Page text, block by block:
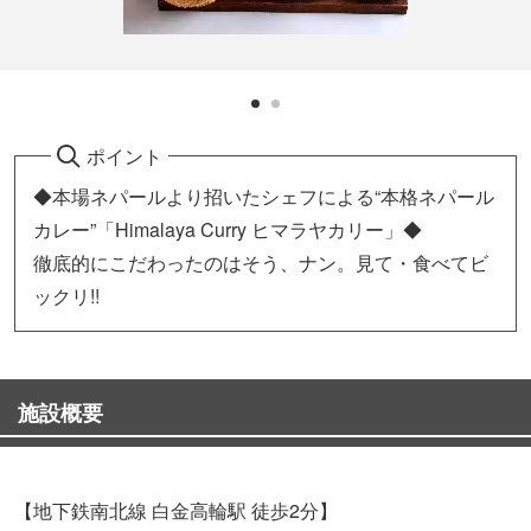
ポイント
◆本場ネパールより招いたシェフによる“本格ネパール
カレー”「Himalaya Curry ヒマラヤカリー」◆
徹底的にこだわったのはそう、ナン。見て・食べてビ
ックリ!!
施設概要
【地下鉄南北線 白金高輪駅 徒歩2分】